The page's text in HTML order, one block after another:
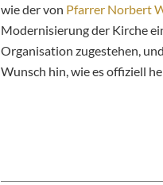
wie der von Pfarrer Norbert
Modernisierung der Kirche
Organisation zugestehen,
Wunsch hin, wie es offiziell